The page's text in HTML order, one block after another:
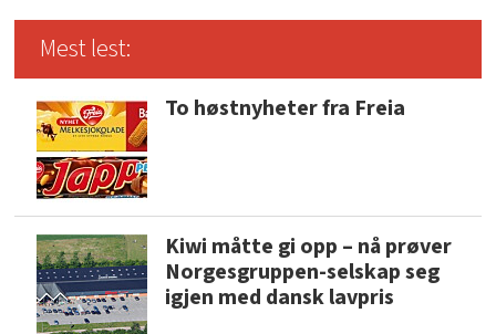
Mest lest:
To høstnyheter fra Freia
Kiwi måtte gi opp – nå prøver
Norgesgruppen-selskap seg
igjen med dansk lavpris